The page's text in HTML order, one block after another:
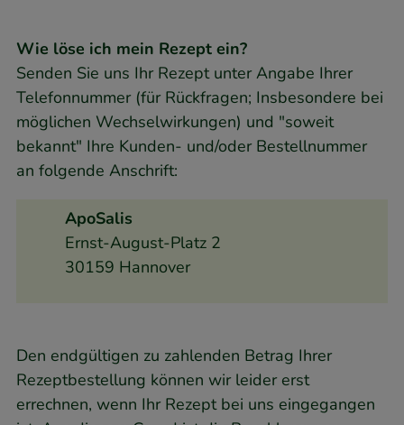
Wie löse ich mein Rezept ein?
Senden Sie uns Ihr Rezept unter Angabe Ihrer
Telefonnummer (für Rückfragen; Insbesondere bei
möglichen Wechselwirkungen) und "soweit
bekannt" Ihre Kunden- und/oder Bestellnummer
an folgende Anschrift:
ApoSalis
Ernst-August-Platz 2
30159 Hannover
Den endgültigen zu zahlenden Betrag Ihrer
Rezeptbestellung können wir leider erst
errechnen, wenn Ihr Rezept bei uns eingegangen